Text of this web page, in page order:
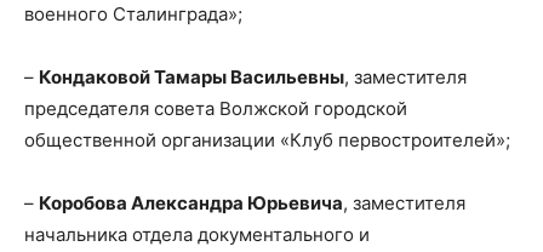
военного Сталинграда»;
– Кондаковой Тамары Васильевны, заместителя
председателя совета Волжской городской
общественной организации «Клуб первостроителей»;
– Коробова Александра Юрьевича, заместителя
начальника отдела документального и